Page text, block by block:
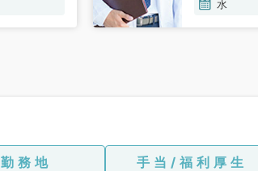
水
勤務地 手当/福利厚生